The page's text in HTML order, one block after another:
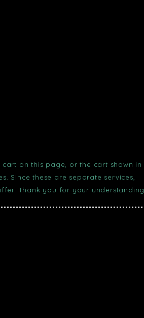
on this page, or the cart shown in
Since these are separate services,
Thank you for your understanding.